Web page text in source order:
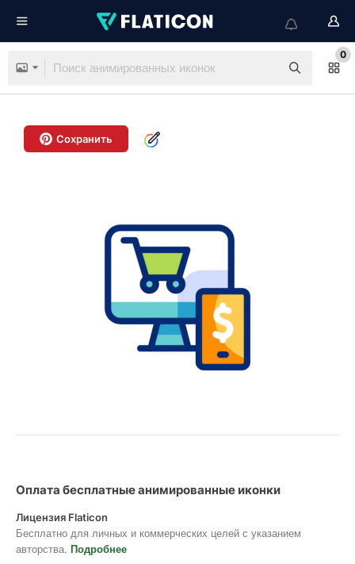
0
Сохранить
Оплата бесплатные анимированные иконки
Лицензия Flaticon
Бесплатно для личных и коммерческих целей с указанием
авторства. Подробнее